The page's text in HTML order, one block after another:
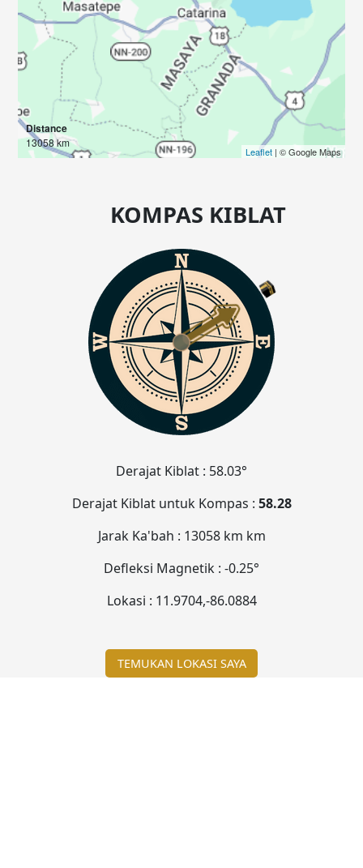
Distance
13058 km
Leaflet| © Google Maps
KOMPAS KIBLAT
Derajat Kiblat : 58.03°
Derajat Kiblat untuk Kompas : 58.28
Jarak Ka'bah : 13058 km km
Defleksi Magnetik : -0.25°
Lokasi : 11.9704,-86.0885
TEMUKAN LOKASI SAYA